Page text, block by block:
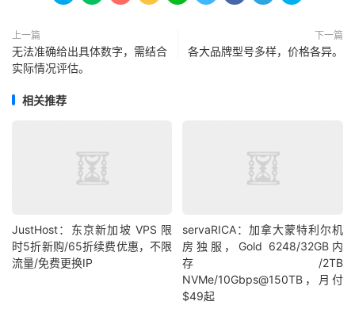
上一篇
无法准确给出具体数字，需结合
实际情况评估。
下一篇
各大品牌型号多样，价格各异。
相关推荐
JustHost：东京新加坡 VPS 限
时5折新购/65折续费优惠，不限
流量/免费更换IP
servaRICA：加拿大蒙特利尔机
房独服，Gold 6248/32GB内
存/2TB
NVMe/10Gbps@150TB，月付
$49起